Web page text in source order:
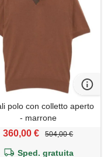
polo con colletto aperto
- marrone
360,00 € 504,00 €
Sped. gratuita